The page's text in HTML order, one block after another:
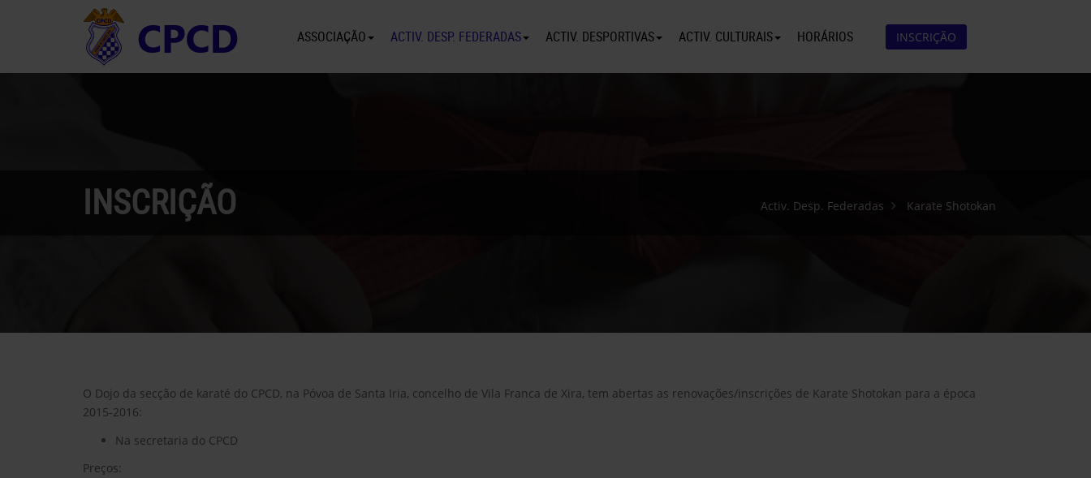
ASSOCIAÇÃO ACTIV. DESP. FEDERADAS ACTIV. DESPORTIVAS ACTIV. CULTURAIS HORÁRIOS INSCRIÇÃO
INSCRIÇÃO Activ. Desp. Federadas Karate Shotokan
O Dojo da secção de karaté do CPCD, na Póvoa de Santa Iria, concelho de Vila Franca de Xira, tem abertas as renovações/inscrições de Karate Shotokan para a época
2015-2016:
Na secretaria do CPCD
Preços: